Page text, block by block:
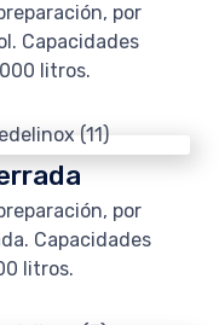
por
Capacidades
litros.
por
Capacidades
litros.